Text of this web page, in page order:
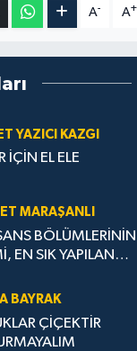
A- A+
YAZICI KAZGI
İÇİN EL ELE
MARAŞANLI
BÖLÜMLERİNİN
EN SIK YAPILAN
BAYRAK
ÇİÇEKTİR